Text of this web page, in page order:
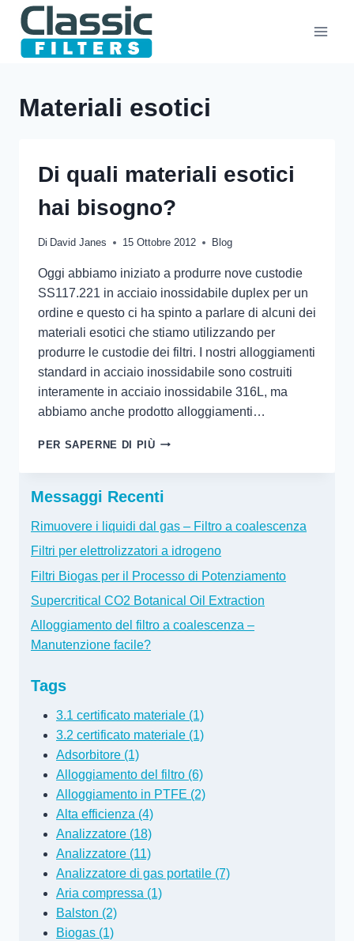
Salta
contenuto
Materiali esotici
Di quali materiali esotici
hai bisogno?
Di David Janes 15 Ottobre 2012 Blog
Oggi abbiamo iniziato a produrre nove custodie
SS117.221 in acciaio inossidabile duplex per un
ordine e questo ci ha spinto a parlare di alcuni dei
materiali esotici che stiamo utilizzando per
produrre le custodie dei filtri. I nostri alloggiamenti
standard in acciaio inossidabile sono costruiti
interamente in acciaio inossidabile 316L, ma
abbiamo anche prodotto alloggiamenti…
PER SAPERNE DI PIÙDI
MATERIALI
ESOTICI
HAI
BISOGNO?
Messaggi Recenti
Rimuovere i liquidi dal gas – Filtro a coalescenza
Filtri per elettrolizzatori a idrogeno
Filtri Biogas per il Processo di Potenziamento
Supercritical CO2 Botanical Oil Extraction
Alloggiamento del filtro a coalescenza –
Manutenzione facile?
Tags
3.1 certificato materiale (1)
3.2 certificato materiale (1)
Adsorbitore (1)
Alloggiamento del filtro (6)
Alloggiamento in PTFE (2)
Alta efficienza (4)
Analizzatore (18)
Analizzatore (11)
Analizzatore di gas portatile (7)
Aria compressa (1)
Balston (2)
Biogas (1)